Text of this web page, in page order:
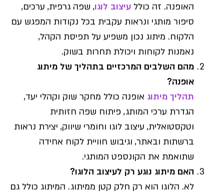
האופנה. זה כולל עיצוב לוגו, שפה גרפית, ערכים,
סיפור מותגי ונראות עקבית בכל נקודות המפגש עם
הלקוח. מיתוג נכון משפיע על תפיסת הקהל,
נאמנות לקוחות ויכולת תחרות בשוק.
מהם השלבים המרכזיים בתהליך של מיתוג
אופנה?
תהליך מיתוג אופנה כולל מחקר שוק וקהלי יעד,
הגדרת ערכי המותג, פיתוח שפה חזותית
וטקסטואלית, עיצוב לוגו וחומרי שיווק, יצירת נראות
ברשתות ובאתר, וגיבוש חוויית לקוח אחידה
שתואמת את הקונספט המותגי.
האם מיתוג נוגע רק לעיצוב הלוגו?
לא. הלוגו הוא רק חלק קטן ממיתוג. המיתוג כולל גם